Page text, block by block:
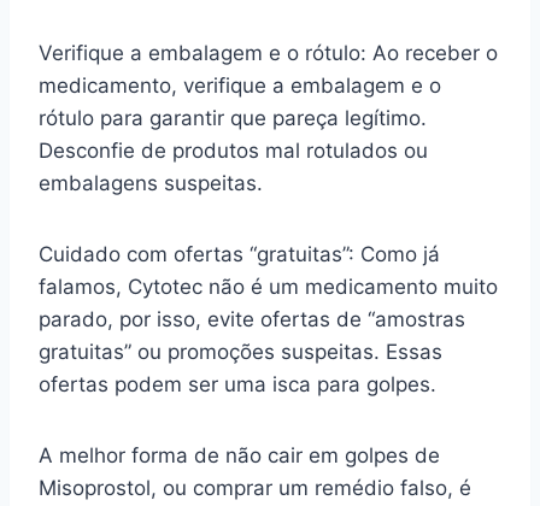
Verifique a embalagem e o rótulo: Ao receber o
medicamento, verifique a embalagem e o
rótulo para garantir que pareça legítimo.
Desconfie de produtos mal rotulados ou
embalagens suspeitas.
Cuidado com ofertas “gratuitas”: Como já
falamos, Cytotec não é um medicamento muito
parado, por isso, evite ofertas de “amostras
gratuitas” ou promoções suspeitas. Essas
ofertas podem ser uma isca para golpes.
A melhor forma de não cair em golpes de
Misoprostol, ou comprar um remédio falso, é